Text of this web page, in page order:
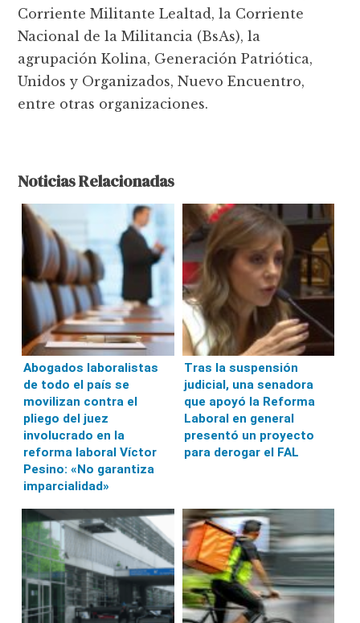
Corriente Militante Lealtad, la Corriente
Nacional de la Militancia (BsAs), la
agrupación Kolina, Generación Patriótica,
Unidos y Organizados, Nuevo Encuentro,
entre otras organizaciones.
Noticias Relacionadas
Abogados laboralistas
de todo el país se
movilizan contra el
pliego del juez
involucrado en la
reforma laboral Víctor
Pesino: «No garantiza
imparcialidad»
Tras la suspensión
judicial, una senadora
que apoyó la Reforma
Laboral en general
presentó un proyecto
para derogar el FAL